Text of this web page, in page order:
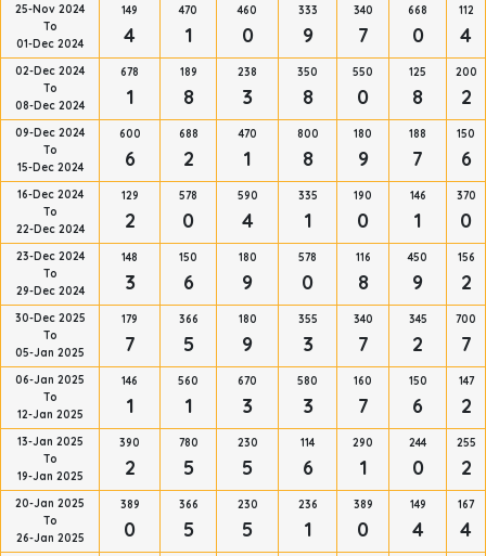
25-Nov 2024
To
01-Dec 2024
149
4
470
1
460
0
333
9
340
7
668
0
112
4
02-Dec 2024
To
08-Dec 2024
678
1
189
8
238
3
350
8
550
0
125
8
200
2
09-Dec 2024
To
15-Dec 2024
600
6
688
2
470
1
800
8
180
9
188
7
150
6
16-Dec 2024
To
22-Dec 2024
129
2
578
0
590
4
335
1
190
0
146
1
370
0
23-Dec 2024
To
29-Dec 2024
148
3
150
6
180
9
578
0
116
8
450
9
156
2
30-Dec 2025
To
05-Jan 2025
179
7
366
5
180
9
355
3
340
7
345
2
700
7
06-Jan 2025
To
12-Jan 2025
146
1
560
1
670
3
580
3
160
7
150
6
147
2
13-Jan 2025
To
19-Jan 2025
390
2
780
5
230
5
114
6
290
1
244
0
255
2
20-Jan 2025
To
26-Jan 2025
389
0
366
5
230
5
236
1
389
0
149
4
167
4